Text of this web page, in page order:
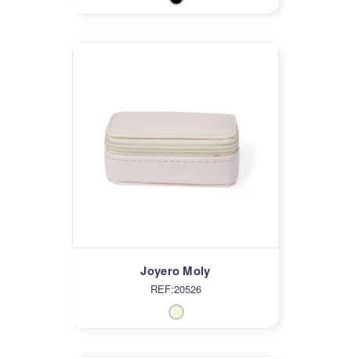
Joyero Moly
REF:20526